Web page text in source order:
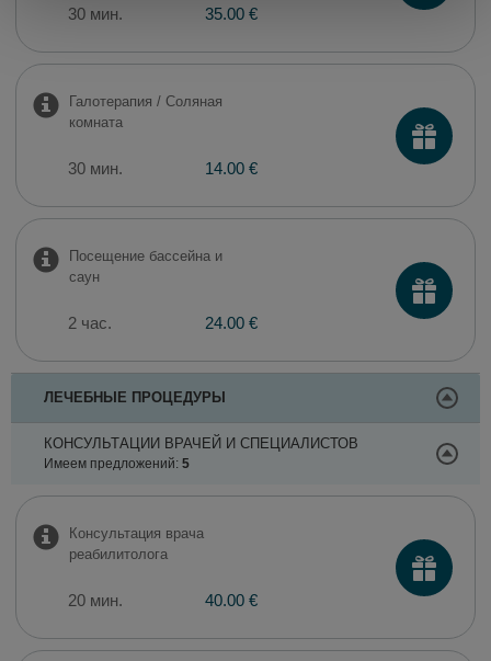
30 мин. 35.00 €
Галотерапия / Соляная
комната
30 мин. 14.00 €
Посещение бассейна и
саун
2 час. 24.00 €
ЛЕЧЕБНЫЕ ПРОЦЕДУРЫ
КОНСУЛЬТАЦИИ ВРАЧЕЙ И СПЕЦИАЛИСТОВ
Имеем предложений: 5
Консультация врача
реабилитолога
20 мин. 40.00 €